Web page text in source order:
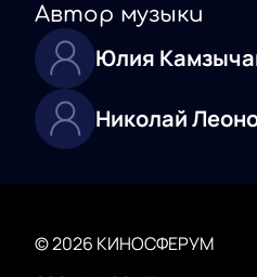
Автор музыки
Юлия
Николай
© 2026 КИНОСФЕРУМ